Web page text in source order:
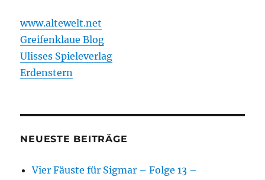
www.altewelt.net
Greifenklaue Blog
Ulisses Spieleverlag
Erdenstern
NEUESTE BEITRÄGE
Vier Fäuste für Sigmar – Folge 13 –